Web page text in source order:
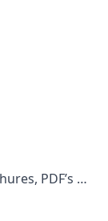
PDF’s …